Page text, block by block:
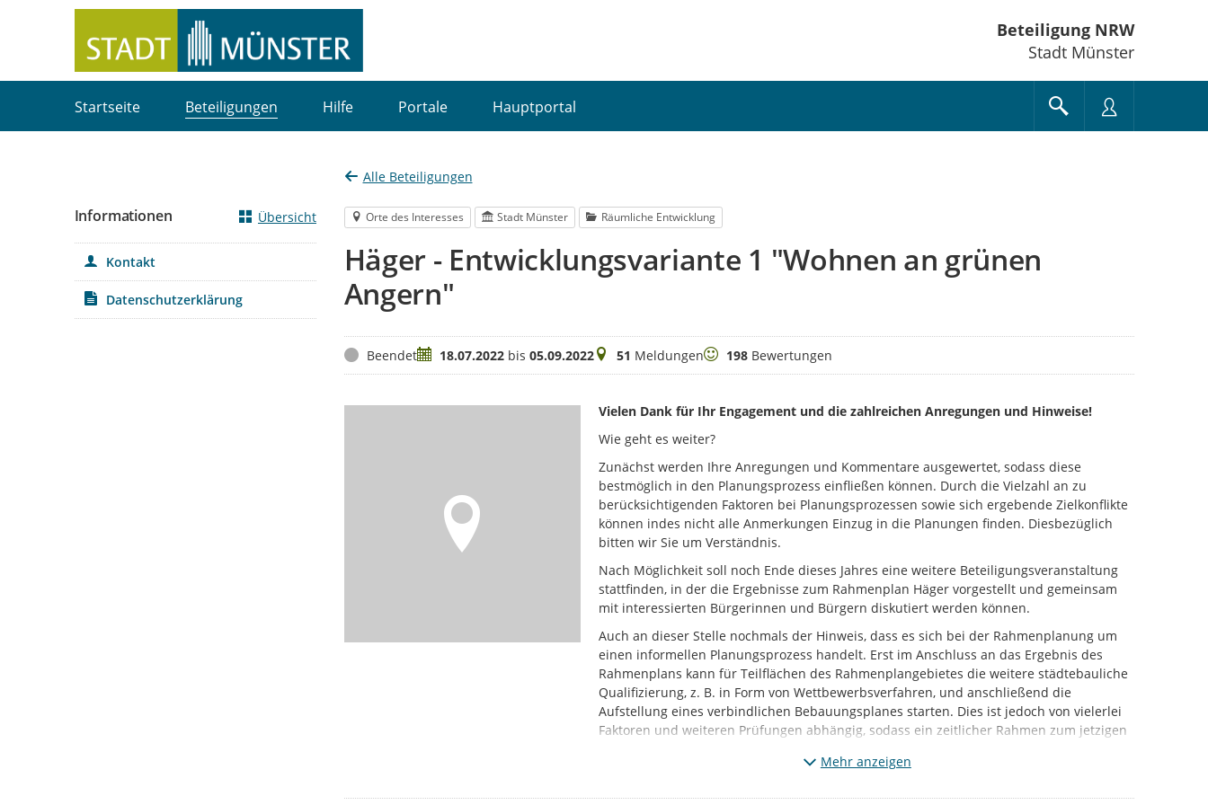
Beteiligung NRW
Stadt Münster
Startseite Beteiligungen Hilfe Portale Hauptportal
Alle Beteiligungen
Orte des Interesses Stadt Münster Räumliche Entwicklung
Häger - Entwicklungsvariante 1 "Wohnen an grünen
Angern"
StatusBeendetZeitraum
18.07.2022bis 05.09.2022Meldungen
51 MeldungenBewertungen
198Bewertungen
Vielen Dank für Ihr Engagement und die zahlreichen Anregungen und Hinweise!
Wie geht es weiter?
Zunächst werden Ihre Anregungen und Kommentare ausgewertet, sodass diese
bestmöglich in den Planungsprozess einfließen können. Durch die Vielzahl an zu
berücksichtigenden Faktoren bei Planungsprozessen sowie sich ergebende Zielkonflikte
können indes nicht alle Anmerkungen Einzug in die Planungen finden. Diesbezüglich
bitten wir Sie um Verständnis.
Nach Möglichkeit soll noch Ende dieses Jahres eine weitere Beteiligungsveranstaltung
stattfinden, in der die Ergebnisse zum Rahmenplan Häger vorgestellt und gemeinsam
mit interessierten Bürgerinnen und Bürgern diskutiert werden können.
Auch an dieser Stelle nochmals der Hinweis, dass es sich bei der Rahmenplanung um
einen informellen Planungsprozess handelt. Erst im Anschluss an das Ergebnis des
Rahmenplans kann für Teilflächen des Rahmenplangebietes die weitere städtebauliche
Qualifizierung, z. B. in Form von Wettbewerbsverfahren, und anschließend die
Aufstellung eines verbindlichen Bebauungsplanes starten. Dies ist jedoch von vielerlei
Faktoren und weiteren Prüfungen abhängig, sodass ein zeitlicher Rahmen zum jetzigen
Mehr anzeigen
Informationen Übersicht
Kontakt
Datenschutzerklärung